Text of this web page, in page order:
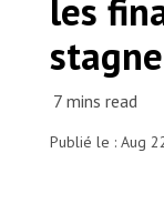
MSF
Nous
technique
Le personnel de
personnes
2023. © Victor
les
Publié le : Aug